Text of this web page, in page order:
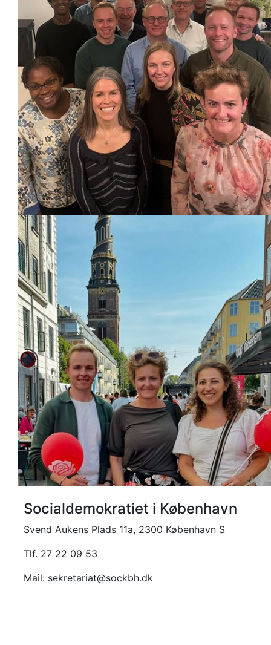
Socialdemokratiet i København
Svend Aukens Plads 11a, 2300 København S
Tlf. 27 22 09 53
Mail: sekretariat@sockbh.dk